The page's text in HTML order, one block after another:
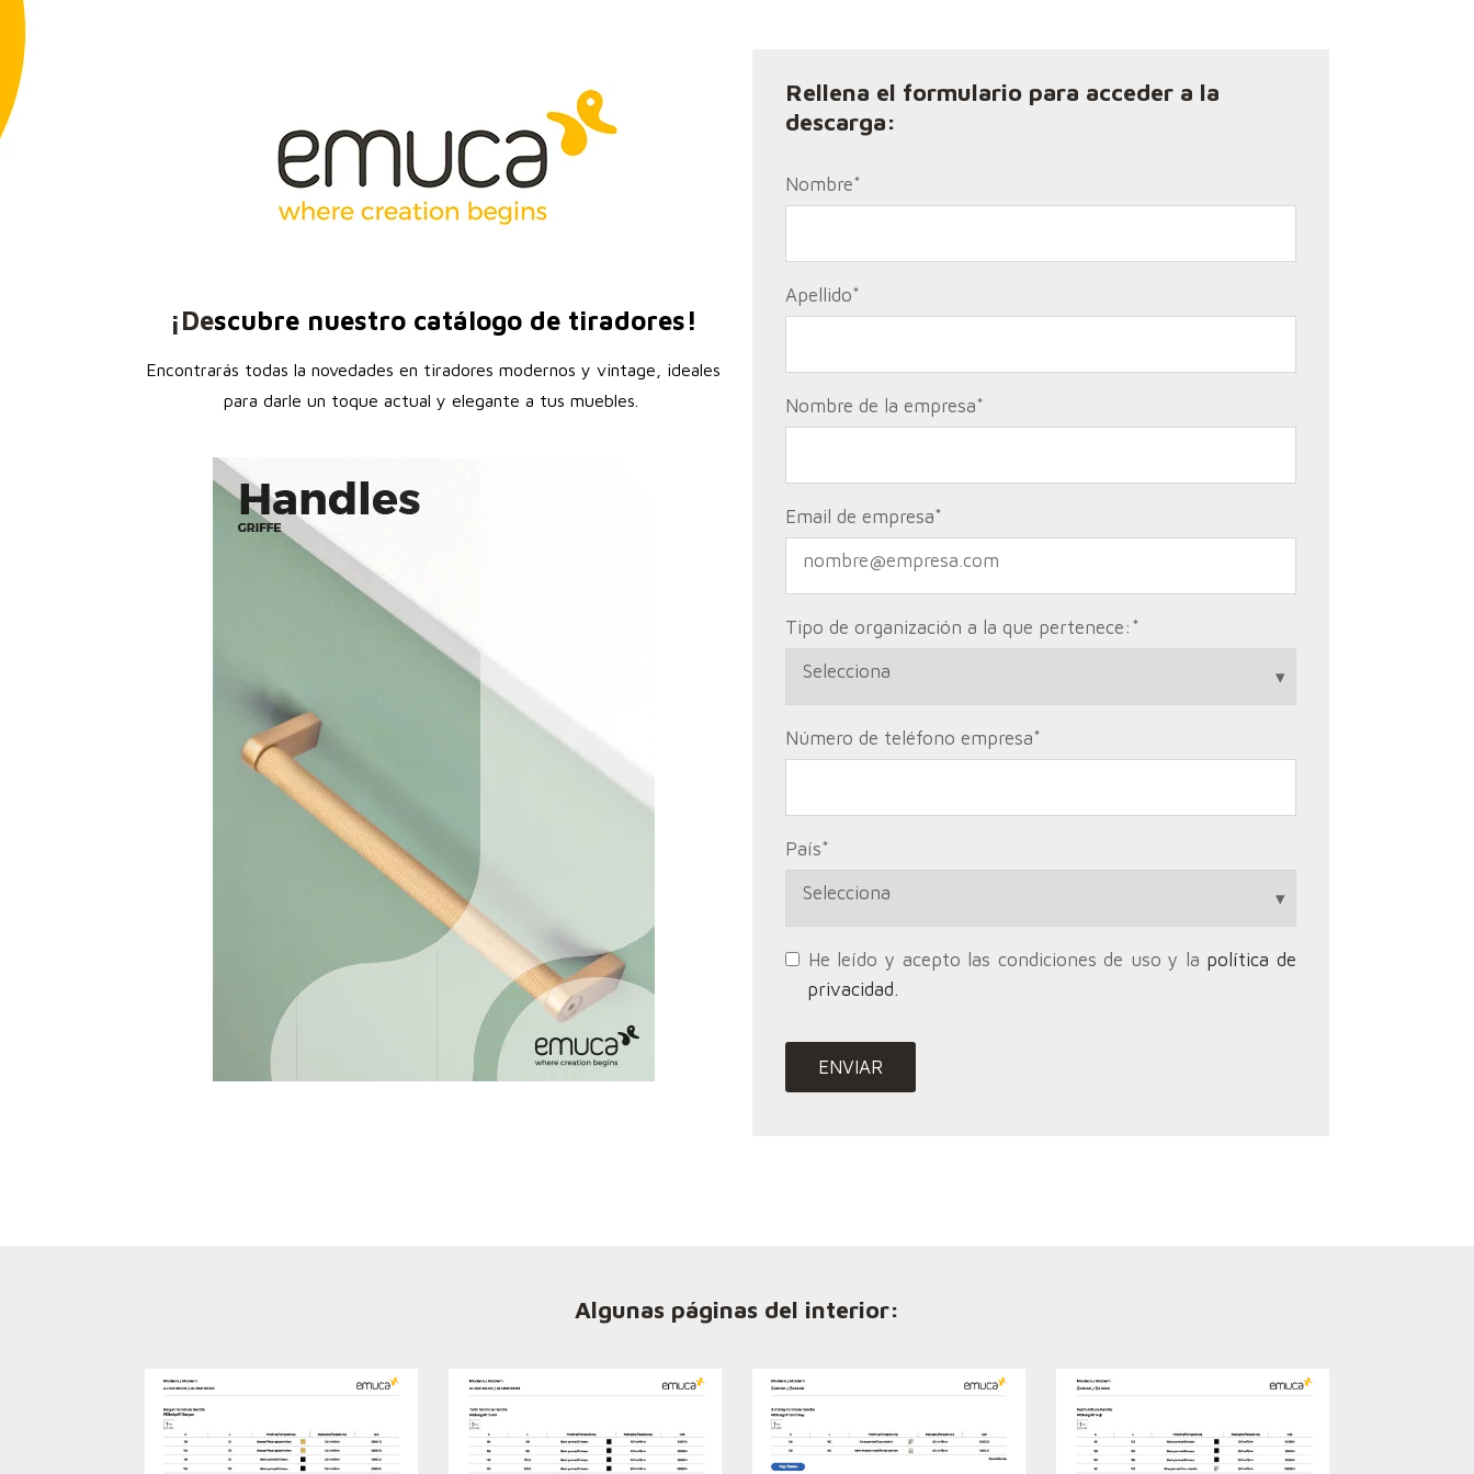
¡Descubre nuestro catálogo de tiradores!
Encontrarás todas la novedades en tiradores modernos y vintage, ideales
para darle un toque actual y elegante a tus muebles.
Rellena el formulario para acceder a la
descarga:
Nombre*
Apellido*
Nombre de la empresa*
Email de empresa*
Tipo de organización a la que pertenece: *
Número de teléfono empresa*
País*
He leído y acepto las condiciones de uso y la política de
privacidad.
Algunas páginas del interior: